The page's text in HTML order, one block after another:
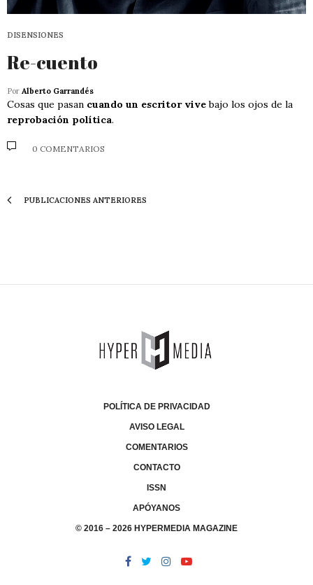
DISENSIONES
Re-cuento
Por Alberto Garrandés
Cosas que pasan cuando un escritor vivebajo los ojos de la
reprobación política.
0 COMENTARIOS
PUBLICACIONES ANTERIORES
POLÍTICA DE PRIVACIDAD
AVISO LEGAL
COMENTARIOS
CONTACTO
ISSN
APÓYANOS
© 2016 – 2026 HYPERMEDIA MAGAZINE